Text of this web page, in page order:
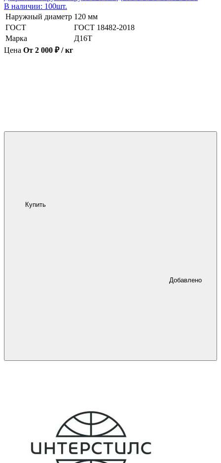
В наличии: 100шт.
Наружный диаметр 120 мм
ГОСТ
ГОСТ 18482-2018
Марка
Д16Т
Цена От 2 000 ₽ / кг
Купить
Добавлено